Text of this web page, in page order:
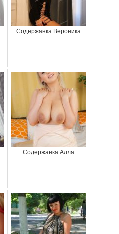
Содержанка Вероника
Содержанка Алла